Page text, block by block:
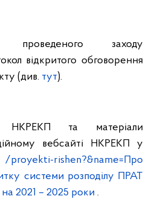
проведеного заходу
відкритого обговорення
(див. тут).
НКРЕКП та матеріали
вебсайті НКРЕКП у
/proyekti-rishen?&name=Про
системи розподілу ПРАТ
2021 – 2025 роки .